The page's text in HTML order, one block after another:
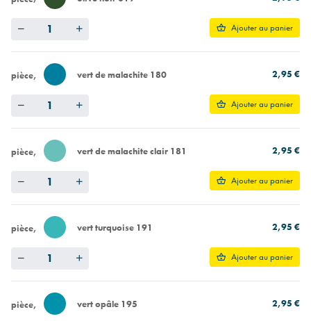
Ajouter au panier
pièce vert de malachite 180 2,95 €
Ajouter au panier
pièce vert de malachite clair 181 2,95 €
Ajouter au panier
pièce vert turquoise 191 2,95 €
Ajouter au panier
pièce vert opâle 195 2,95 €